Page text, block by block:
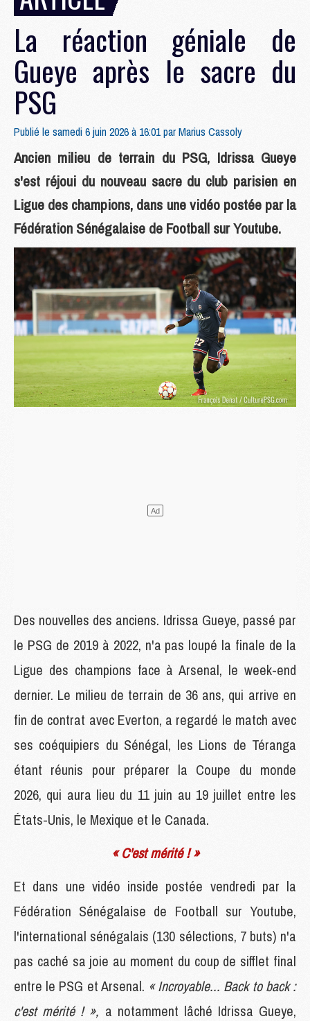
La réaction géniale de
Gueye après le sacre du
PSG
Publié le samedi 6 juin 2026 à 16:01 parMarius Cassoly
Ancien milieu de terrain du PSG, Idrissa Gueye
s'est réjoui du nouveau sacre du club parisien en
Ligue des champions, dans une vidéo postée par la
Fédération Sénégalaise de Football sur Youtube.
Des nouvelles des anciens. Idrissa Gueye, passé par
le PSG de 2019 à 2022, n'a pas loupé la finale de la
Ligue des champions face à Arsenal, le week-end
dernier. Le milieu de terrain de 36 ans, qui arrive en
fin de contrat avec Everton, a regardé le match avec
ses coéquipiers du Sénégal, les Lions de Téranga
étant réunis pour préparer la Coupe du monde
2026, qui aura lieu du 11 juin au 19 juillet entre les
États-Unis, le Mexique et le Canada.
« C'est mérité ! »
Et dans une vidéo inside postée vendredi par la
Fédération Sénégalaise de Football sur Youtube,
l'international sénégalais (130 sélections, 7 buts) n'a
pas caché sa joie au moment du coup de sifflet final
entre le PSG et Arsenal. « Incroyable... Back to back :
c'est mérité ! », a notamment lâché Idrissa Gueye,